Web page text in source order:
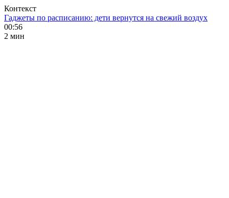
Контекст
Гаджеты по расписанию: дети вернутся на свежий воздух
00:56
2 мин